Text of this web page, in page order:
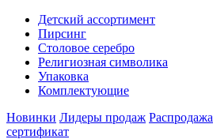
Детский ассортимент
Пирсинг
Столовое серебро
Религиозная символика
Упаковка
Комплектующие
Новинки Лидеры продаж Распродажа
сертификат